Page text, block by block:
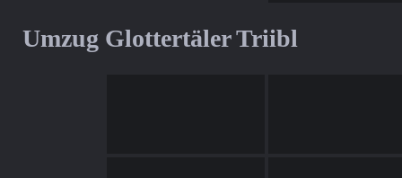
Umzug Glottertäler Triibl